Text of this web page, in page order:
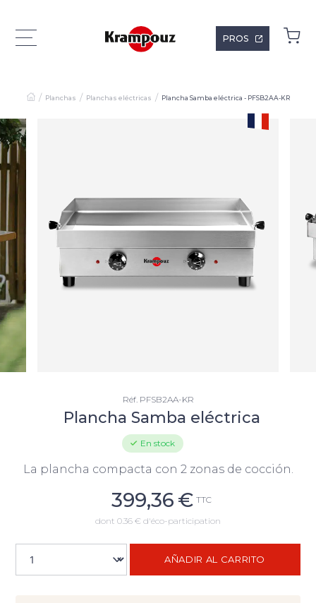
PROS
Planchas Planchas eléctricas Plancha Samba eléctrica - PFSB2AA-KR
Réf. PFSB2AA-KR
Plancha Samba eléctrica
En stock
La plancha compacta con 2 zonas de cocción.
399,36 € TTC
dont 0.36 € d'éco-participation
AÑADIR AL CARRITO